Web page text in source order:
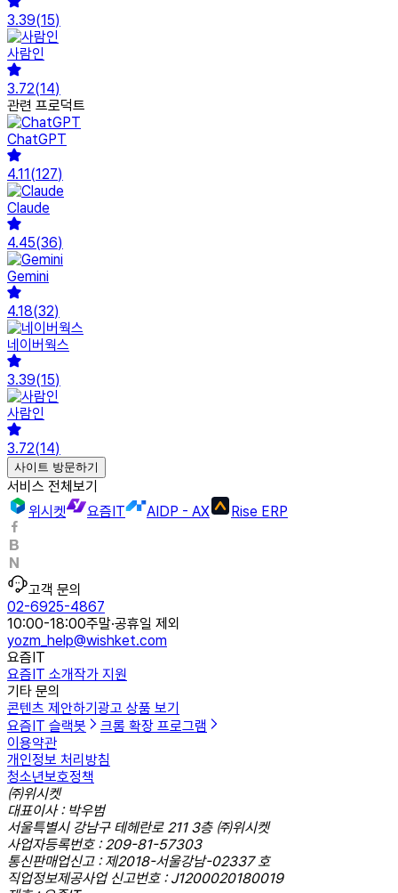
3.39(15)
사람인
3.72(14)
관련 프로덕트
ChatGPT
4.11(127)
Claude
4.45(36)
Gemini
4.18(32)
네이버웍스
3.39(15)
사람인
3.72(14)
사이트 방문하기
서비스 전체보기
위시켓
요즘IT AIDP - AX Rise ERP
고객 문의
02-6925-4867
10:00-18:00주말·공휴일 제외
yozm_help@wishket.com
요즘IT
요즘IT 소개작가 지원
기타 문의
콘텐츠 제안하기광고 상품 보기
요즘IT 슬랙봇
크롬 확장 프로그램
이용약관
개인정보 처리방침
청소년보호정책
㈜위시켓
대표이사 : 박우범
서울특별시 강남구 테헤란로 211 3층 ㈜위시켓
사업자등록번호 : 209-81-57303
통신판매업신고 : 제2018-서울강남-02337 호
직업정보제공사업 신고번호 : J1200020180019